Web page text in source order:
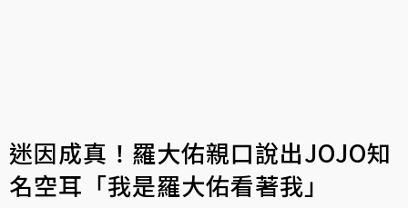
迷因成真！羅大佑親口說出JOJO知
名空耳「我是羅大佑看著我」